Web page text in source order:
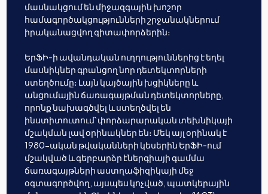
մասնակցում են միջազգային խոշոր
համագործակցությունների շրջանակներում
իրականացվող գիտափորձերին։
ԵրՖԻ-ի ավանդական ուղղություններից է եղել
մասնիկներ գրանցող նոր դետեկտորների
ստեղծումը։ Լայն կայծային խցիկները և
անցումային ճառագայթման դետեկտորները,
որոնք նախագծվել և ստեղծվել են
ինստիտուտում՝ փորձարարական տեխնիկայի
մշակման լավ օրինակներ են։ Մեկ այլ օրինակ է
1980-ական թվականների կեսերին ԵրՖԻ-ում
մշակված և գերբարձր էներգիայի գամմա
ճառագայթների աստղաֆիզիկայի մեջ
օգտագործվող, այսպես կոչված, պատկերային